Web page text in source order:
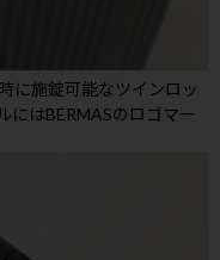
に施錠可能なツインロッ
にはBERMASのロゴマー